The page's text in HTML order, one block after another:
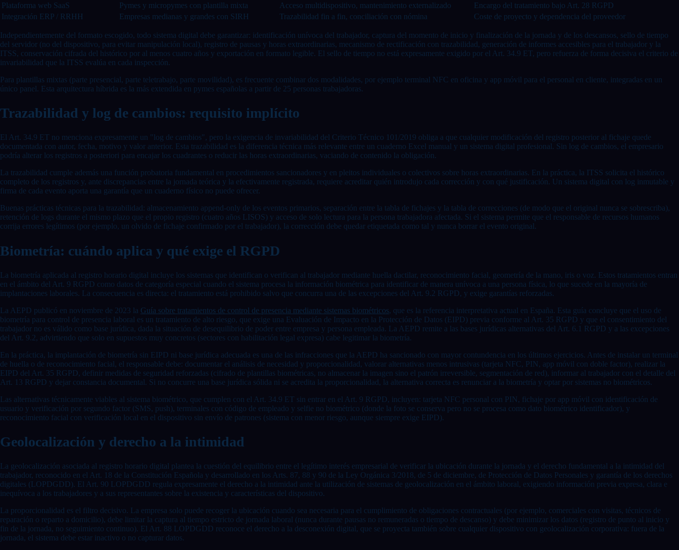
Plataforma web SaaS
Pymes y micropymes con plantilla mixta Acceso multidispositivo, mantenimiento externalizado
Encargo del tratamiento bajo Art. 28 RGPD
Integración ERP / RRHH
Empresas medianas y grandes con SIRH Trazabilidad fin a fin, conciliación con nómina Coste de proyecto y dependencia del proveedor
Independientemente del formato escogido, todo sistema digital debe garantizar: identificación unívoca del trabajador, captura del momento de inicio y finalización de la jornada y de los descansos, sello de tiempo
del servidor (no del dispositivo, para evitar manipulación local), registro de pausas y horas extraordinarias, mecanismo de rectificación con trazabilidad, generación de informes accesibles para el trabajador y la
ITSS, conservación cifrada del histórico por al menos cuatro años y exportación en formato legible. El sello de tiempo no está expresamente exigido por el Art. 34.9 ET, pero refuerza de forma decisiva el criterio de
invariabilidad que la ITSS evalúa en cada inspección.
Para plantillas mixtas (parte presencial, parte teletrabajo, parte movilidad), es frecuente combinar dos modalidades, por ejemplo terminal NFC en oficina y app móvil para el personal en cliente, integradas en un
único panel. Esta arquitectura híbrida es la más extendida en pymes españolas a partir de 25 personas trabajadoras.
Trazabilidad y log de cambios: requisito implícito
El Art. 34.9 ET no menciona expresamente un "log de cambios", pero la exigencia de invariabilidad del Criterio Técnico 101/2019 obliga a que cualquier modificación del registro posterior al fichaje quede
documentada con autor, fecha, motivo y valor anterior. Esta trazabilidad es la diferencia técnica más relevante entre un cuaderno Excel manual y un sistema digital profesional. Sin log de cambios, el empresario
podría alterar los registros a posteriori para encajar los cuadrantes o reducir las horas extraordinarias, vaciando de contenido la obligación.
La trazabilidad cumple además una función probatoria fundamental en procedimientos sancionadores y en pleitos individuales o colectivos sobre horas extraordinarias. En la práctica, la ITSS solicita el histórico
completo de los registros y, ante discrepancias entre la jornada teórica y la efectivamente registrada, requiere acreditar quién introdujo cada corrección y con qué justificación. Un sistema digital con log inmutable y
firma de cada evento aporta una garantía que un cuaderno físico no puede ofrecer.
Buenas prácticas técnicas para la trazabilidad: almacenamiento append-only de los eventos primarios, separación entre la tabla de fichajes y la tabla de correcciones (de modo que el original nunca se sobrescriba),
retención de logs durante el mismo plazo que el propio registro (cuatro años LISOS) y acceso de solo lectura para la persona trabajadora afectada. Si el sistema permite que el responsable de recursos humanos
corrija errores legítimos (por ejemplo, un olvido de fichaje confirmado por el trabajador), la corrección debe quedar etiquetada como tal y nunca borrar el evento original.
Biometría: cuándo aplica y qué exige el RGPD
La biometría aplicada al registro horario digital incluye los sistemas que identifican o verifican al trabajador mediante huella dactilar, reconocimiento facial, geometría de la mano, iris o voz. Estos tratamientos entran
en el ámbito del Art. 9 RGPD como datos de categoría especial cuando el sistema procesa la información biométrica para identificar de manera unívoca a una persona física, lo que sucede en la mayoría de
implantaciones laborales. La consecuencia es directa: el tratamiento está prohibido salvo que concurra una de las excepciones del Art. 9.2 RGPD, y exige garantías reforzadas.
La AEPD publicó en noviembre de 2023 la Guía sobre tratamientos de control de presencia mediante sistemas biométricos, que es la referencia interpretativa actual en España. Esta guía concluye que el uso de
biometría para control de presencia laboral es un tratamiento de alto riesgo, que exige una Evaluación de Impacto en la Protección de Datos (EIPD) previa conforme al Art. 35 RGPD y que el consentimiento del
trabajador no es válido como base jurídica, dada la situación de desequilibrio de poder entre empresa y persona empleada. La AEPD remite a las bases jurídicas alternativas del Art. 6.1 RGPD y a las excepciones
del Art. 9.2, advirtiendo que solo en supuestos muy concretos (sectores con habilitación legal expresa) cabe legitimar la biometría.
En la práctica, la implantación de biometría sin EIPD ni base jurídica adecuada es una de las infracciones que la AEPD ha sancionado con mayor contundencia en los últimos ejercicios. Antes de instalar un terminal
de huella o de reconocimiento facial, el responsable debe: documentar el análisis de necesidad y proporcionalidad, valorar alternativas menos intrusivas (tarjeta NFC, PIN, app móvil con doble factor), realizar la
EIPD del Art. 35 RGPD, definir medidas de seguridad reforzadas (cifrado de plantillas biométricas, no almacenar la imagen sino el patrón irreversible, segmentación de red), informar al trabajador con el detalle del
Art. 13 RGPD y dejar constancia documental. Si no concurre una base jurídica sólida ni se acredita la proporcionalidad, la alternativa correcta es renunciar a la biometría y optar por sistemas no biométricos.
Las alternativas técnicamente viables al sistema biométrico, que cumplen con el Art. 34.9 ET sin entrar en el Art. 9 RGPD, incluyen: tarjeta NFC personal con PIN, fichaje por app móvil con identificación de
usuario y verificación por segundo factor (SMS, push), terminales con código de empleado y selfie no biométrico (donde la foto se conserva pero no se procesa como dato biométrico identificador), y
reconocimiento facial con verificación local en el dispositivo sin envío de patrones (sistema con menor riesgo, aunque siempre exige EIPD).
Geolocalización y derecho a la intimidad
La geolocalización asociada al registro horario digital plantea la cuestión del equilibrio entre el legítimo interés empresarial de verificar la ubicación durante la jornada y el derecho fundamental a la intimidad del
trabajador, reconocido en el Art. 18 de la Constitución Española y desarrollado en los Arts. 87, 88 y 90 de la Ley Orgánica 3/2018, de 5 de diciembre, de Protección de Datos Personales y garantía de los derechos
digitales (LOPDGDD). El Art. 90 LOPDGDD regula expresamente el derecho a la intimidad ante la utilización de sistemas de geolocalización en el ámbito laboral, exigiendo información previa expresa, clara e
inequívoca a los trabajadores y a sus representantes sobre la existencia y características del dispositivo.
La proporcionalidad es el filtro decisivo. La empresa solo puede recoger la ubicación cuando sea necesaria para el cumplimiento de obligaciones contractuales (por ejemplo, comerciales con visitas, técnicos de
reparación o reparto a domicilio), debe limitar la captura al tiempo estricto de jornada laboral (nunca durante pausas no remuneradas o tiempo de descanso) y debe minimizar los datos (registro de punto al inicio y
fin de la jornada, no seguimiento continuo). El Art. 88 LOPDGDD reconoce el derecho a la desconexión digital, que se proyecta también sobre cualquier dispositivo con geolocalización corporativa: fuera de la
jornada, el sistema debe estar inactivo o no capturar datos.